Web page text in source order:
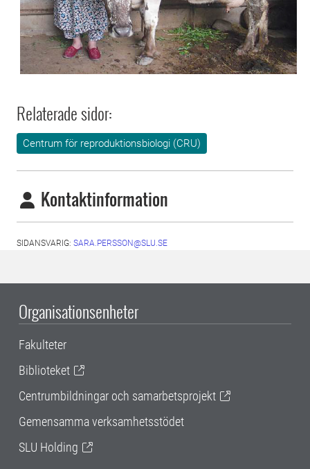
Relaterade sidor:
Centrum för reproduktionsbiologi (CRU)
Kontaktinformation
SIDANSVARIG: SARA.PERSSON@SLU.SE
Organisationsenheter
Fakulteter
Biblioteket
Centrumbildningar och samarbetsprojekt
Gemensamma verksamhetsstödet
SLU Holding